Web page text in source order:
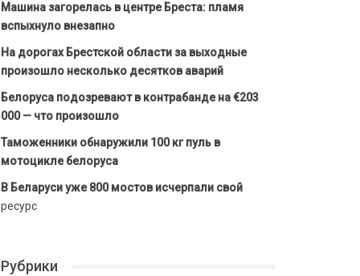
Машина загорелась в центре Бреста: пламя
вспыхнуло внезапно
На дорогах Брестской области за выходные
произошло несколько десятков аварий
Белоруса подозревают в контрабанде на €203
000 — что произошло
Таможенники обнаружили 100 кг пуль в
мотоцикле белоруса
В Беларуси уже 800 мостов исчерпали свой
ресурс
Рубрики